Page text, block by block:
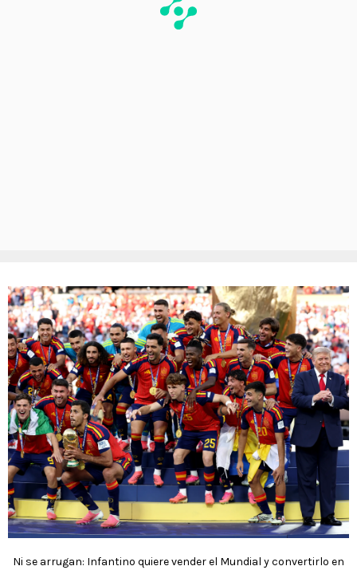
Ni se arrugan: Infantino quiere vender el Mundial y convertirlo en